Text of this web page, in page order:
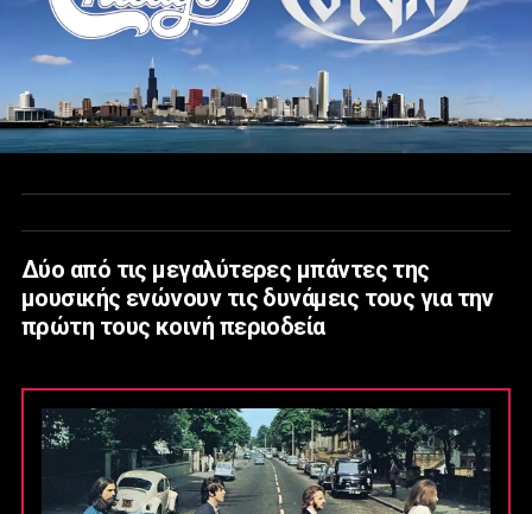
Δύο από τις μεγαλύτερες μπάντες της
μουσικής ενώνουν τις δυνάμεις τους για την
πρώτη τους κοινή περιοδεία